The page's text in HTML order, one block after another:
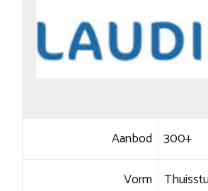
Aanbod 300+
Vorm